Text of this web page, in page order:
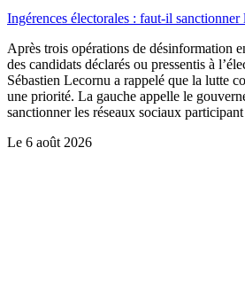
Ingérences électorales : faut-il sanctionner
Après trois opérations de désinformation
des candidats déclarés ou pressentis à
Sébastien Lecornu a rappelé que la lutte
une priorité. La gauche appelle le
sanctionner les réseaux sociaux
Le 6 août 2026